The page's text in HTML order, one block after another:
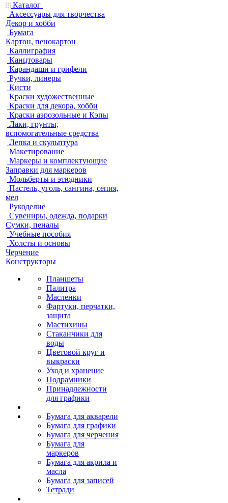
Каталог
Аксессуары для творчества
Декор и хобби
Бумага
Картон, пенокартон
Каллиграфия
Канцтовары
Карандаши и грифели
Ручки, линеры
Кисти
Краски художественные
Краски для декора, хобби
Краски аэрозольные и Кэпы
Лаки, грунты,
вспомогательные средства
Лепка и скульптура
Макетирование
Маркеры и комплектующие
Заправки для маркеров
Мольберты и этюдники
Пастель, уголь, сангина, сепия,
мел
Рукоделие
Сувениры, одежда, подарки
Сумки, пеналы
Учебные пособия
Холсты и основы
Черчение
Конструкторы
Планшеты
Палитра
Масленки
Фартуки, перчатки,
защита
Мастихины
Стаканчики для
воды
Цветовой круг и
выкраски
Уход и хранение
Подрамники
Принадлежности
для графики
Бумага для акварели
Бумага для графики
Бумага для черчения
Бумага для
маркеров
Бумага для акрила и
масла
Бумага для записей
Тетради